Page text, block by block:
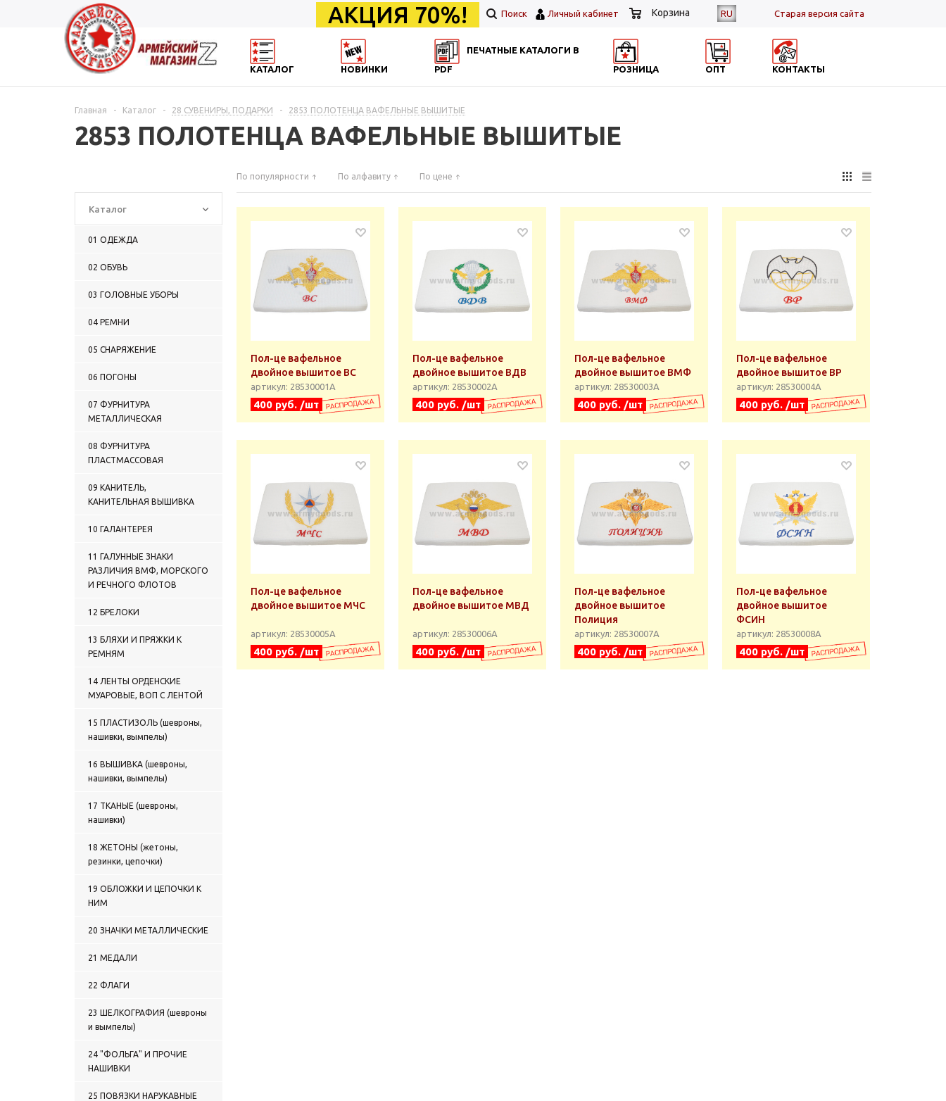
RU Cтарая версия сайта
АКЦИЯ 70%! Поиск Личный кабинет Корзина
КАТАЛОГ НОВИНКИ
ПЕЧАТНЫЕ КАТАЛОГИ В
PDF
РОЗНИЦА ОПТ КОНТАКТЫ
Главная - Каталог - 28 СУВЕНИРЫ, ПОДАРКИ - 2853 ПОЛОТЕНЦА ВАФЕЛЬНЫЕ ВЫШИТЫЕ
2853 ПОЛОТЕНЦА ВАФЕЛЬНЫЕ ВЫШИТЫЕ
Каталог
01 ОДЕЖДА
02 ОБУВЬ
03 ГОЛОВНЫЕ УБОРЫ
04 РЕМНИ
05 СНАРЯЖЕНИЕ
06 ПОГОНЫ
07 ФУРНИТУРА
МЕТАЛЛИЧЕСКАЯ
08 ФУРНИТУРА
ПЛАСТМАССОВАЯ
09 КАНИТЕЛЬ,
КАНИТЕЛЬНАЯ ВЫШИВКА
10 ГАЛАНТЕРЕЯ
11 ГАЛУННЫЕ ЗНАКИ
РАЗЛИЧИЯ ВМФ, МОРСКОГО
И РЕЧНОГО ФЛОТОВ
12 БРЕЛОКИ
13 БЛЯХИ И ПРЯЖКИ К
РЕМНЯМ
14 ЛЕНТЫ ОРДЕНСКИЕ
МУАРОВЫЕ, ВОП С ЛЕНТОЙ
15 ПЛАСТИЗОЛЬ (шевроны,
нашивки, вымпелы)
16 ВЫШИВКА (шевроны,
нашивки, вымпелы)
17 ТКАНЫЕ (шевроны,
нашивки)
18 ЖЕТОНЫ (жетоны,
резинки, цепочки)
19 ОБЛОЖКИ И ЦЕПОЧКИ К
НИМ
20 ЗНАЧКИ МЕТАЛЛИЧЕСКИЕ
21 МЕДАЛИ
22 ФЛАГИ
23 ШЕЛКОГРАФИЯ (шевроны
и вымпелы)
24 "ФОЛЬГА" И ПРОЧИЕ
НАШИВКИ
25 ПОВЯЗКИ НАРУКАВНЫЕ
По популярности По алфавиту По цене
Пол-це вафельное
двойное вышитое ВС
артикул: 28530001А
400 руб. /шт
Пол-це вафельное
двойное вышитое ВДВ
артикул: 28530002А
400 руб. /шт
Пол-це вафельное
двойное вышитое ВМФ
артикул: 28530003А
400 руб. /шт
Пол-це вафельное
двойное вышитое ВР
артикул: 28530004А
400 руб. /шт
Пол-це вафельное
двойное вышитое МЧС
артикул: 28530005А
400 руб. /шт
Пол-це вафельное
двойное вышитое МВД
артикул: 28530006А
400 руб. /шт
Пол-це вафельное
двойное вышитое
Полиция
артикул: 28530007А
400 руб. /шт
Пол-це вафельное
двойное вышитое
ФСИН
артикул: 28530008А
400 руб. /шт